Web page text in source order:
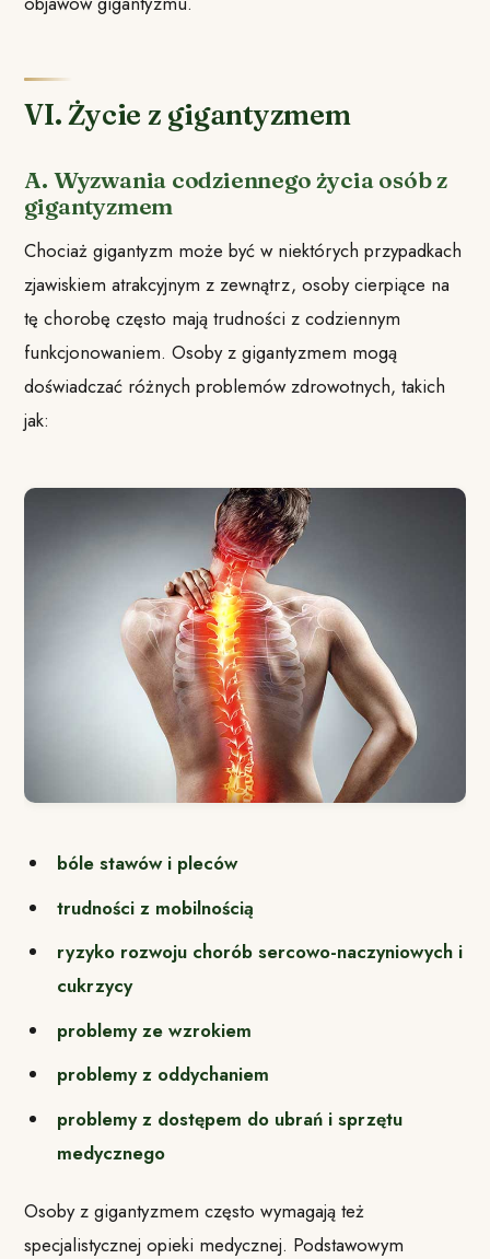
VI. Życie z gigantyzmem
A. Wyzwania codziennego życia osób z
gigantyzmem
Chociaż gigantyzm może być w niektórych przypadkach
zjawiskiem atrakcyjnym z zewnątrz, osoby cierpiące na
tę chorobę często mają trudności z codziennym
funkcjonowaniem. Osoby z gigantyzmem mogą
doświadczać różnych problemów zdrowotnych, takich
jak:
bóle stawów i pleców
trudności z mobilnością
ryzyko rozwoju chorób sercowo-naczyniowych i
cukrzycy
problemy ze wzrokiem
problemy z oddychaniem
problemy z dostępem do ubrań i sprzętu
medycznego
Osoby z gigantyzmem często wymagają też
specjalistycznej opieki medycznej. Podstawowym